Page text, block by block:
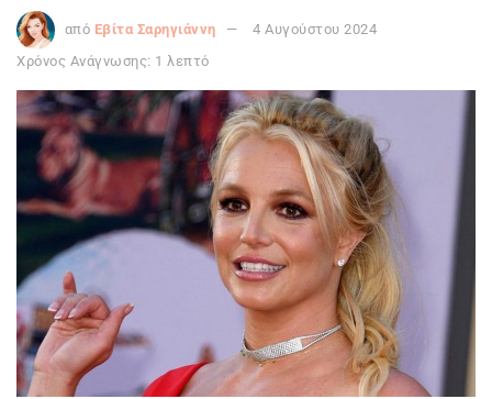
από Εβίτα Σαρηγιάννη
4 Αυγούστου 2024
Χρόνος Ανάγνωσης: 1 λεπτό